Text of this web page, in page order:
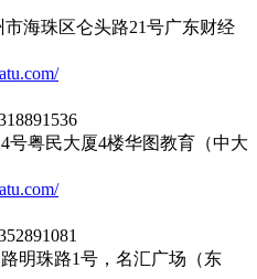
海珠区仑头路21号广东财经
号粤民大厦4楼华图教育（中大
明珠路1号，名汇广场（东